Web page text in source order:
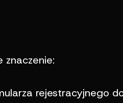
rejestracyjnego